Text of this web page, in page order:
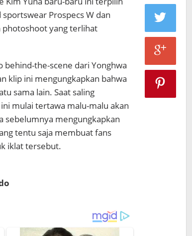
Prospecs W dan
photoshoot yang terlihat
behind-the-scene dari Yonghwa
klip ini mengungkapkan bahwa
sama lain. Saat saling
mulai tertawa malu-malu akan
sebelumnya mengungkapkan
tentu saja membuat fans
iklat tersebut.